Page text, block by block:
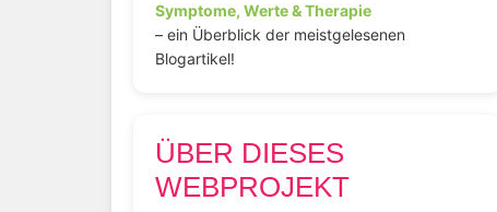
Symptome, Werte & Therapie
– ein Überblick der meistgelesenen
Blogartikel!
ÜBER DIESES
WEBPROJEKT